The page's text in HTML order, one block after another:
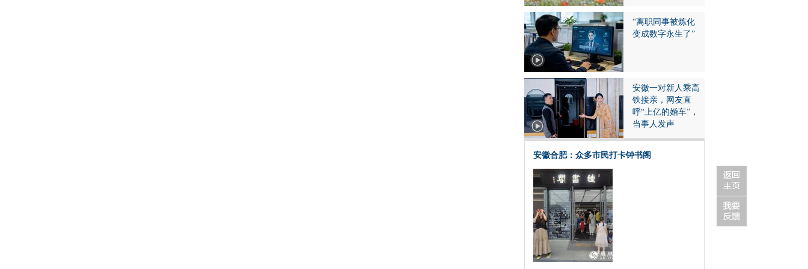
“离职同事被炼化
变成数字永生了”
安徽一对新人乘高
铁接亲，网友直
呼“上亿的婚车”，
当事人发声
安徽合肥：众多市民打卡钟书阁